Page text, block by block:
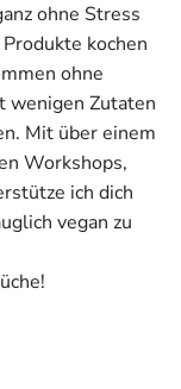
ohne Stress
kochen
ohne
wenigen Zutaten
Mit über einem
Workshops,
ich dich
vegan zu